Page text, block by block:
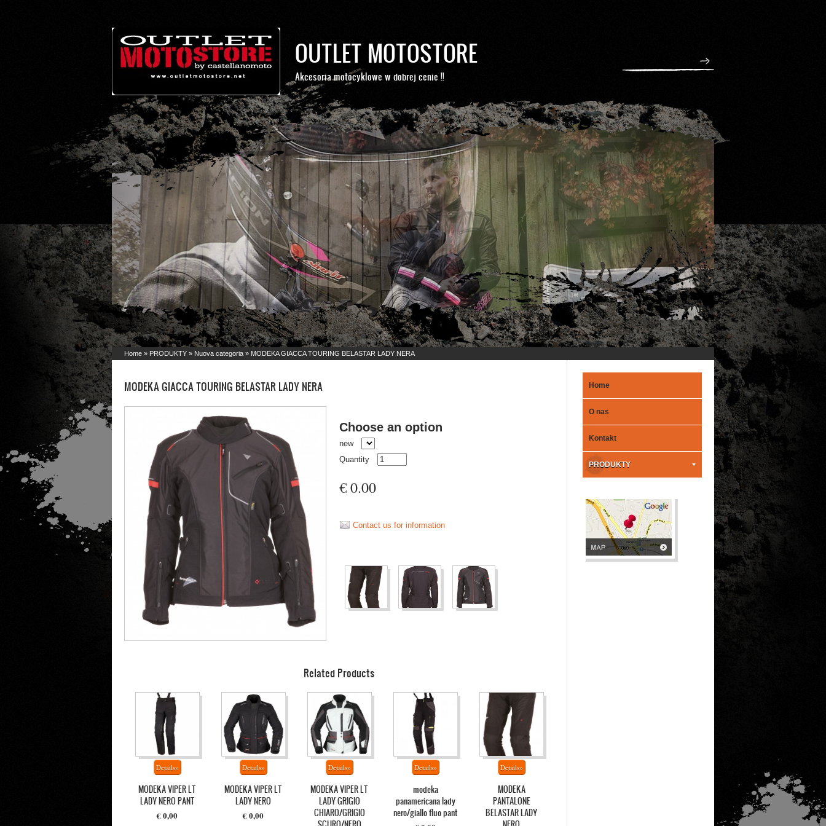
OUTLET MOTOSTORE
Akcesoria motocyklowe w dobrej cenie !!
Home » PRODUKTY » Nuova categoria » MODEKA GIACCA TOURING BELASTAR LADY NERA
MODEKA GIACCA TOURING BELASTAR LADY NERA
Choose an option
new
Quantity
€ 0.00
Contact us for information
Related Products
MODEKA VIPER LT
LADY NERO PANT
€ 0,00
MODEKA VIPER LT
LADY NERO
€ 0,00
MODEKA VIPER LT
LADY GRIGIO
CHIARO/GRIGIO
modeka
panamericana lady
nero/giallo fluo pant
MODEKA
PANTALONE
BELASTAR LADY
Home
O nas
Kontakt
PRODUKTY